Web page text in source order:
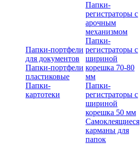
Папки-портфели
для документов
Папки-портфели
пластиковые
Папки-
картотеки
Папки-
регистраторы с
арочным
механизмом
Папки-
регистраторы с
шириной
корешка 70-80
мм
Папки-
регистраторы с
шириной
корешка 50 мм
Самоклеящиеся
карманы для
папок